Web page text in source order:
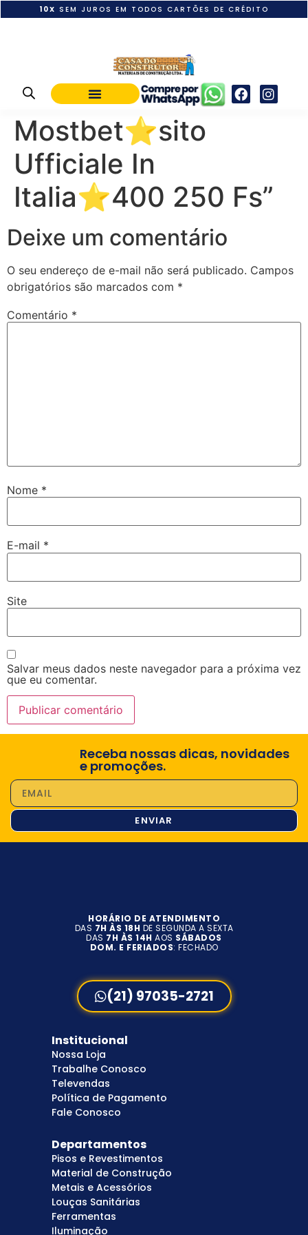
10X SEM JUROS EM TODOS CARTÕES DE CRÉDITO
Mostbet⭐️sito
Ufficiale In
Italia⭐️400 250 Fs”
Deixe um comentário
O seu endereço de e-mail não será publicado. Campos
obrigatórios são marcados com *
Comentário *
Nome *
E-mail *
Site
Salvar meus dados neste navegador para a próxima vez
que eu comentar.
Receba nossas dicas, novidades
e promoções.
ENVIAR
HORÁRIO DE ATENDIMENTO
DAS 7H ÀS 18H DE SEGUNDA A SEXTA
DAS 7H ÀS 14H AOS SÁBADOS
DOM. E FERIADOS: FECHADO
(21) 97035-2721
Institucional
Nossa Loja
Trabalhe Conosco
Televendas
Política de Pagamento
Fale Conosco
Departamentos
Pisos e Revestimentos
Material de Construção
Metais e Acessórios
Louças Sanitárias
Ferramentas
Iluminação